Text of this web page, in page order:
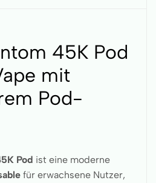
45K Pod
mit
Pod-
Pod ist eine moderne
für erwachsene Nutzer,